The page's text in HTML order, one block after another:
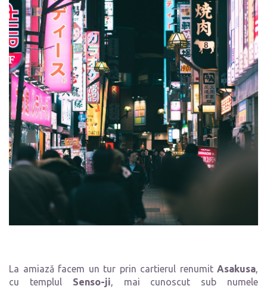
La amiază facem un tur prin cartierul renumit Asakusa,
cu templul Senso-ji, mai cunoscut sub numele